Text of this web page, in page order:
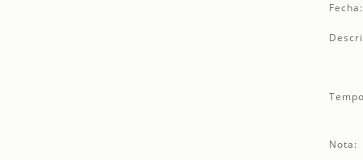
Fecha:
Nota: